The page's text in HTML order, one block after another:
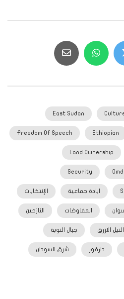
East Sudan
Ethiopian
Freedom Of Speech
Land Ownership
Security
ابادة جماعية الإنتخابات
المفاوضات النازحين
النيل الازرق جبال النوبة
دارفور شرق السودان